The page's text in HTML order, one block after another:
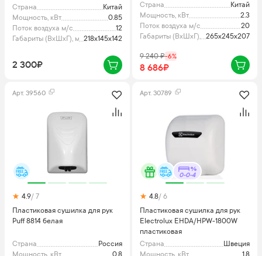
Страна
Китай
Мощность, кВт
0.85
Поток воздуха м/с
12
Габариты (ВхШхГ), мм218х145х142
2 300₽
Страна
Китай
Мощность, кВт
2.3
Поток воздуха м/с
20
Габариты (ВхШхГ), мм265х245х207
9 240₽-6%
8 686₽
Арт. 39560
4.9/ 7
Пластиковая сушилка для рук
Puff 8814 белая
Страна
Россия
Мощность, кВт
0.8
Арт. 30789
0-0-4
4.8/ 6
Пластиковая сушилка для рук
Electrolux EHDA/HPW-1800W
пластиковая
Страна
Швеция
Мощность, кВт
1.8